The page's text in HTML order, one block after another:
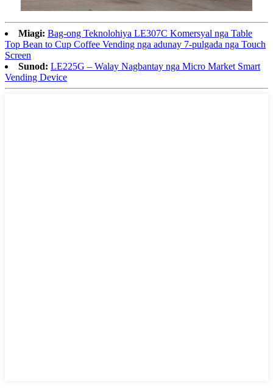
Miagi: Bag-ong Teknolohiya LE307C Komersyal nga Table
Top Bean to Cup Coffee Vending nga adunay 7-pulgada nga Touch
Screen
Sunod: LE225G – Walay Nagbantay nga Micro Market Smart
Vending Device